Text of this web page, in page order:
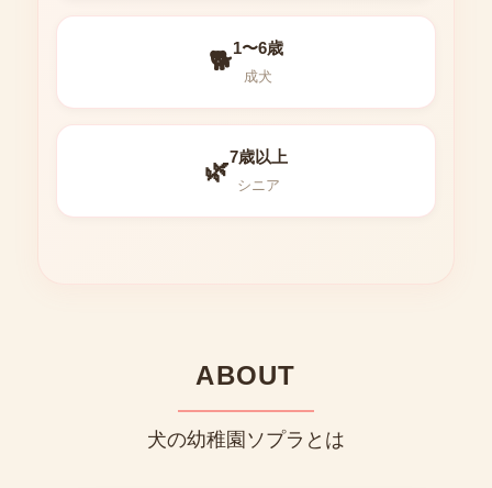
🐕1〜6歳
成犬
🌿7歳以上
シニア
ABOUT
犬の幼稚園ソプラとは